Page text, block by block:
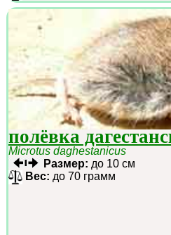
полёвка
Microtus daghestanicus
Размер: до 10 см
Вес: до 70 грамм